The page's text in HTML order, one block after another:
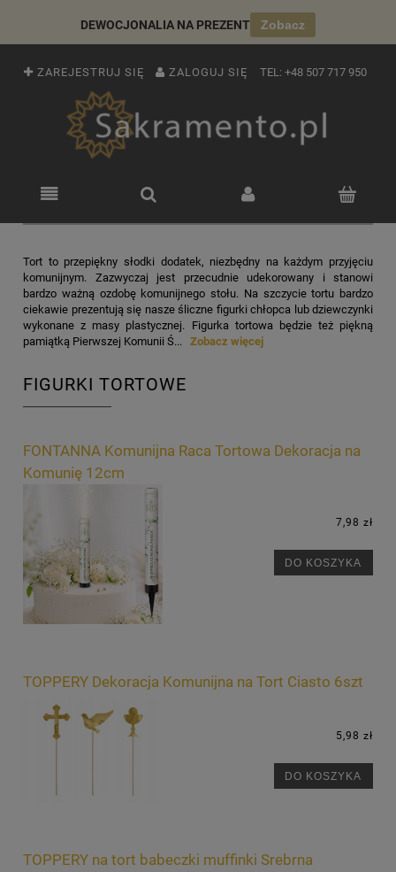
DEWOCJONALIA NA PREZENT Zobacz
ZAREJESTRUJ SIĘ ZALOGUJ SIĘ TEL: +48 507 717 950
Tort to przepiękny słodki dodatek, niezbędny na każdym przyjęciu
komunijnym. Zazwyczaj jest przecudnie udekorowany i stanowi
bardzo ważną ozdobę komunijnego stołu. Na szczycie tortu bardzo
ciekawie prezentują się nasze śliczne figurki chłopca lub dziewczynki
wykonane z masy plastycznej. Figurka tortowa będzie też piękną
pamiątką Pierwszej Komunii Ś... Zobacz więcej
FIGURKI TORTOWE
FONTANNA Komunijna Raca Tortowa Dekoracja na
Komunię 12cm
7,98 zł
DO KOSZYKA
TOPPERY Dekoracja Komunijna na Tort Ciasto 6szt
5,98 zł
DO KOSZYKA
TOPPERY na tort babeczki muffinki Srebrna